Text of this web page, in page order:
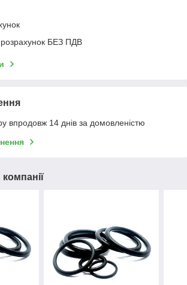
розрахунок БЕЗ ПДВ
впродовж 14 днів за домовленістю